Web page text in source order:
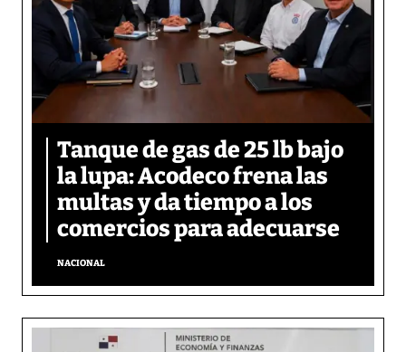
Tanque de gas de 25 lb bajo
la lupa: Acodeco frena las
multas y da tiempo a los
comercios para adecuarse
NACIONAL